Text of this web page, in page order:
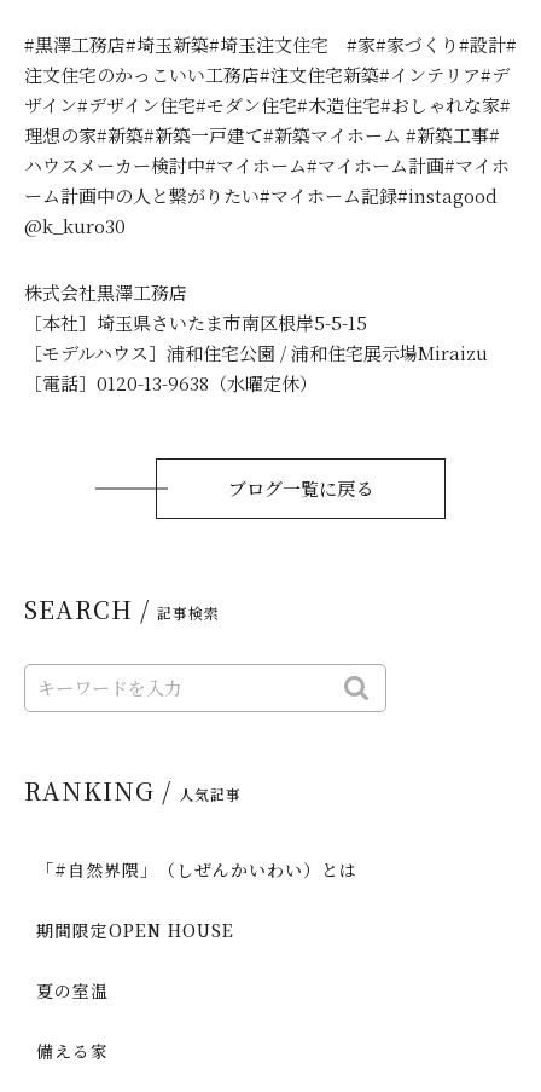
#黒澤工務店#埼玉新築#埼玉注文住宅 #家#家づくり#設計#
注文住宅のかっこいい工務店#注文住宅新築#インテリア#デ
ザイン#デザイン住宅#モダン住宅#木造住宅#おしゃれな家#
理想の家#新築#新築一戸建て#新築マイホーム #新築工事#
ハウスメーカー検討中#マイホーム#マイホーム計画#マイホ
ーム計画中の人と繋がりたい#マイホーム記録#instagood
@k_kuro30
株式会社黒澤工務店
［本社］埼玉県さいたま市南区根岸5-5-15
［モデルハウス］浦和住宅公園 / 浦和住宅展示場Miraizu
［電話］0120-13-9638（水曜定休）
ブログ一覧に戻る
SEARCH / 記事検索
RANKING / 人気記事
「#自然界隈」（しぜんかいわい）とは
期間限定OPEN HOUSE
夏の室温
備える家